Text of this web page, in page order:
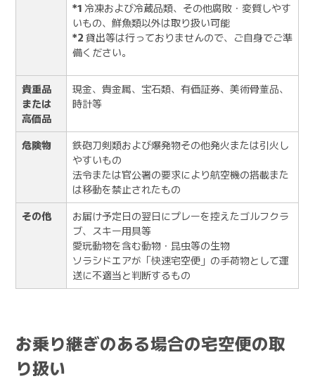
*1 冷凍および冷蔵品類、その他腐敗・変質しやす
いもの、鮮魚類以外は取り扱い可能
*2 貸出等は行っておりませんので、ご自身でご準
備ください。
貴重品
または
高価品
現金、貴金属、宝石類、有価証券、美術骨董品、
時計等
危険物
鉄砲刀剣類および爆発物その他発火または引火し
やすいもの
法令または官公署の要求により航空機の搭載また
は移動を禁止されたもの
その他
お届け予定日の翌日にプレーを控えたゴルフクラ
ブ、スキー用具等
愛玩動物を含む動物・昆虫等の生物
ソラシドエアが「快速宅空便」の手荷物として運
送に不適当と判断するもの
お乗り継ぎのある場合の宅空便の取
り扱い